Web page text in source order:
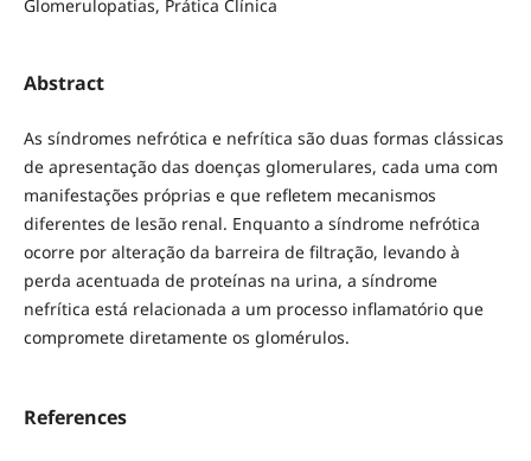
Glomerulopatias, Prática Clínica
Abstract
As síndromes nefrótica e nefrítica são duas formas clássicas
de apresentação das doenças glomerulares, cada uma com
manifestações próprias e que refletem mecanismos
diferentes de lesão renal. Enquanto a síndrome nefrótica
ocorre por alteração da barreira de filtração, levando à
perda acentuada de proteínas na urina, a síndrome
nefrítica está relacionada a um processo inflamatório que
compromete diretamente os glomérulos.
References